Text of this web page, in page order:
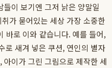
이 보기엔 그저 낡은 양말일
가 묻어있는 세상 가장 소중한
바로 이와 같습니다. 예를 들어,
로 새겨 넣은 쿠션, 연인의 별자
이가 그린 그림으로 제작한 세